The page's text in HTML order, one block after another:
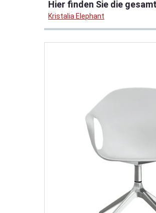
Hier finden Sie die
Kristalia Elephant